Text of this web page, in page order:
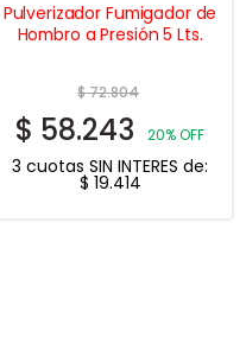
Pulverizador Fumigador de
Hombro a Presión 5 Lts.
$72.804
$ 58.243 20% OFF
3 cuotas SIN INTERES de:
$ 19.414